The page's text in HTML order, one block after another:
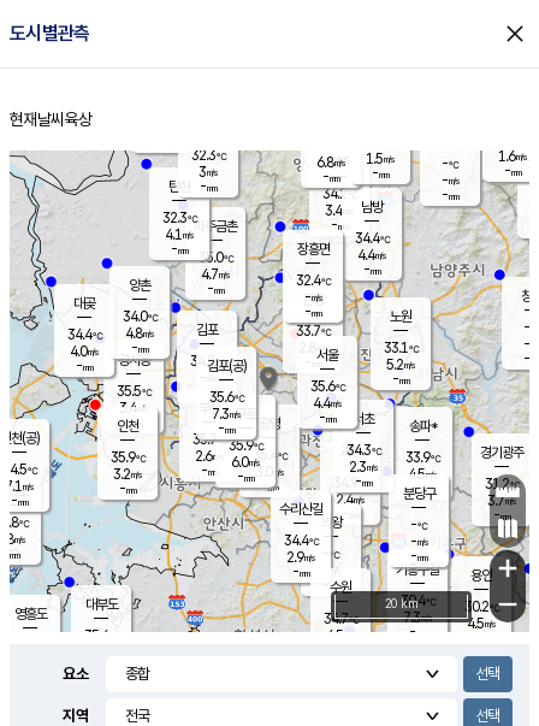
도시별관측 close
홈
현재날씨 육상
의도
℃
m/s
mm
영흥도
양주
34.2℃
3.4
-mm
과천
34.9℃
2.4m/s
- mm
용인
30.2℃
4.5m/s
경기광주
31.2℃
3.7m/s
-mm
대부도
35.4
경서동
35.5℃
3.4 m/s
-mm
파주금촌
35.0℃
4.7m/s
-mm
-℃
-m/s
-mm
대곶
34.4℃
4.0m/s
-mm
창
-
-m/
-
탄현
32.3℃
4.1 m/s
-mm
1.6m/s
-mm
의왕
- ℃
m/s
mm
김포
34.8℃
-m/s
mm
광명
35.4 ℃
3.0 m/s
-mm
부천
35.7℃
2.6m/s
-mm
양촌
34.0℃
4.8m/s
-mm
구로
35.9℃
6.0m/s
-mm
은평
33.7℃
2.8 m/s
- mm
노원
33.1℃
5.2m/s
-mm
송파*
33.9℃
4.5m/s
-mm
서초
34.3℃
2.3m/s
-mm
남방
34.4℃
4.4m/s
-mm
기흥구갈
30.4℃
7.3m/s
-
수리산길
34.4℃
2.9m/s
-mm
분당구
-℃
-m/s
-mm
장흥면
32.4℃
-m/s
-mm
6.8m/s
-mm
인천(공)
34.5℃
7.1 m/s
-mm
김포(공)
35.6℃
7.3m/s
-mm
수원
34.7℃
4.5 m/s
인천
35.9℃
3.2m/s
-mm
서울
35.6℃
4.4m/s
-mm
32.3℃
3m/s
-mm
1.5m/s
-mm
+
−
20 km
요소
지역